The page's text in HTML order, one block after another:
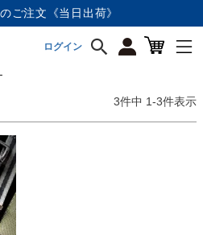
ご注文《当日出荷》
ログイン
3件中 1-3件表示